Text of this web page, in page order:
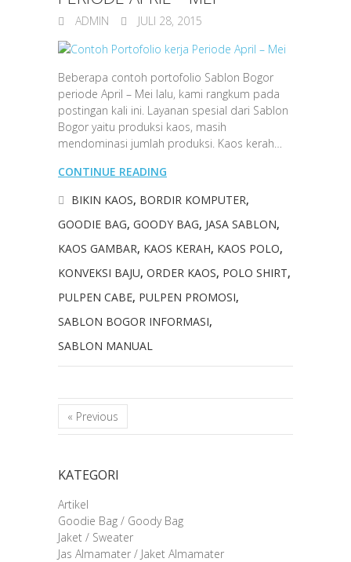
ADMIN JULI 28, 2015
Beberapa contoh portofolio Sablon Bogor
periode April – Mei lalu, kami rangkum pada
postingan kali ini. Layanan spesial dari Sablon
Bogor yaitu produksi kaos, masih
mendominasi jumlah produksi. Kaos kerah…
CONTINUE READING
BIKIN KAOS, BORDIR KOMPUTER,
GOODIE BAG, GOODY BAG, JASA SABLON,
KAOS GAMBAR, KAOS KERAH, KAOS POLO,
KONVEKSI BAJU, ORDER KAOS, POLO SHIRT,
PULPEN CABE, PULPEN PROMOSI,
SABLON BOGOR INFORMASI,
SABLON MANUAL
« Previous
KATEGORI
Artikel
Goodie Bag / Goody Bag
Jaket / Sweater
Jas Almamater / Jaket Almamater